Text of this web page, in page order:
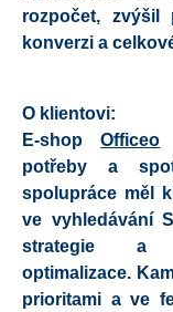
rozpočet,
konverzi a
O klientovi:
E-shopOfficeo
potřeby a
spolupráce měl
ve vyhledávání
strategie a
optimalizace.
prioritami a ve